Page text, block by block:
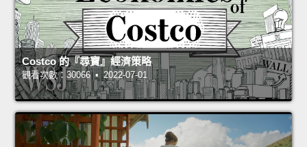
Costco 的『尋寶』經濟策略
觀看次數：30066 • 2022-07-01